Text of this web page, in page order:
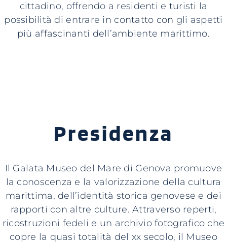
cittadino, offrendo a residenti e turisti la
possibilità di entrare in contatto con gli aspetti
più affascinanti dell’ambiente marittimo.
Presidenza
Il Galata Museo del Mare di Genova promuove
la conoscenza e la valorizzazione della cultura
marittima, dell’identità storica genovese e dei
rapporti con altre culture. Attraverso reperti,
ricostruzioni fedeli e un archivio fotografico che
copre la quasi totalità del xx secolo, il Museo